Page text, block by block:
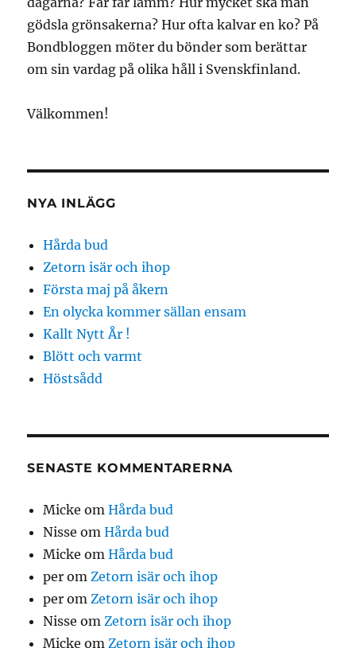
gödsla grönsakerna? Hur ofta kalvar en ko? På
Bondbloggen möter du bönder som berättar
om sin vardag på olika håll i Svenskfinland.
Välkommen!
NYA INLÄGG
Hårda bud
Zetorn isär och ihop
Första maj på åkern
En olycka kommer sällan ensam
Kallt Nytt År !
Blött och varmt
Höstsådd
SENASTE KOMMENTARERNA
Micke omHårda bud
Nisse omHårda bud
Micke omHårda bud
per omZetorn isär och ihop
per omZetorn isär och ihop
Nisse omZetorn isär och ihop
Micke omZetorn isär och ihop